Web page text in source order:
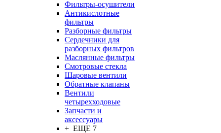
Фильтры-осушители
Антикислотные
фильтры
Разборные фильтры
Сердечники для
разборных фильтров
Маслянные фильтры
Смотровые стекла
Шаровые вентили
Обратные клапаны
Вентили
четырехходовые
Запчасти и
аксессуары
+ ЕЩЕ 7